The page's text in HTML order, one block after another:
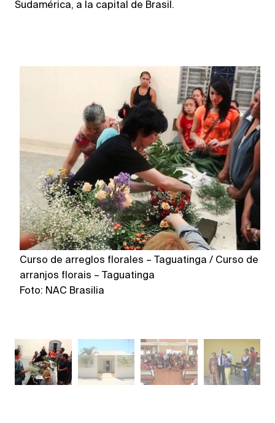
Sudamérica, a la capital de Brasil.
Curso de arreglos florales – Taguatinga / Curso de
arranjos florais – Taguatinga
Foto: NAC Brasilia